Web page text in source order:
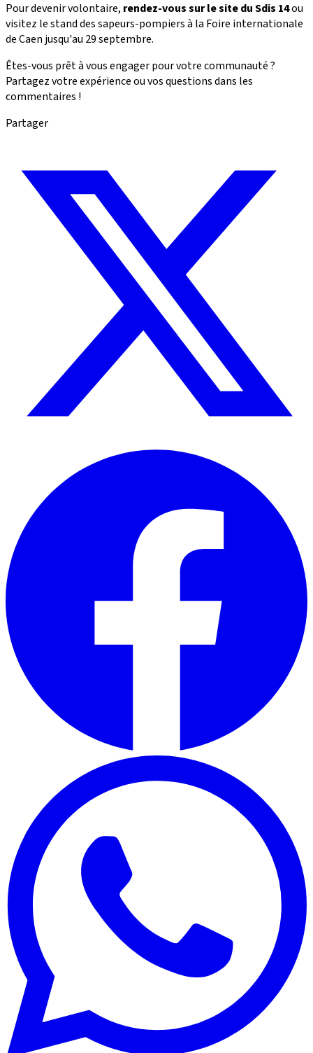
Pour devenir volontaire, rendez-vous sur le site du Sdis 14ou
visitez le stand des sapeurs-pompiers à la Foire internationale
de Caen jusqu'au 29 septembre.
Êtes-vous prêt à vous engager pour votre communauté ?
Partagez votre expérience ou vos questions dans les
commentaires !
Partager